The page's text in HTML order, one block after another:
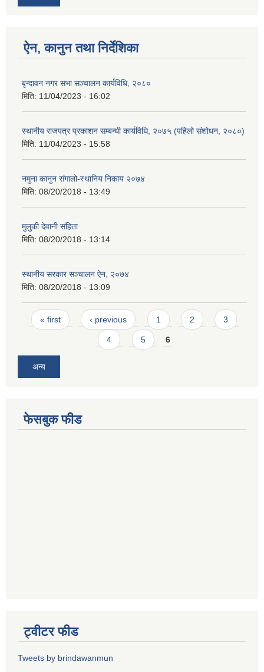
ऐन, कानुन तथा निर्देशिका
बृन्दावन नगर सभा सञ्चालन कार्यविधि, २०८०
मिति: 11/04/2023 - 16:02
स्थानीय राजपत्र प्रकाशन सम्बन्धी कार्यविधि, २०७५ (पहिलो संशोधन, २०८०)
मिति: 11/04/2023 - 15:58
नमुना कानुन संगालो-स्थानिय निकाय २०७४
मिति: 08/20/2018 - 13:49
मुलुकी देवानी संहिता
मिति: 08/20/2018 - 13:14
स्थानीय सरकार सञ्चालन ऐन, २०७४
मिति: 08/20/2018 - 13:09
Pages
« first ‹ previous 1 2 3
4 5 6
अन्य
फेसबुक फीड
ट्वीटर फीड
Tweets by brindawanmun